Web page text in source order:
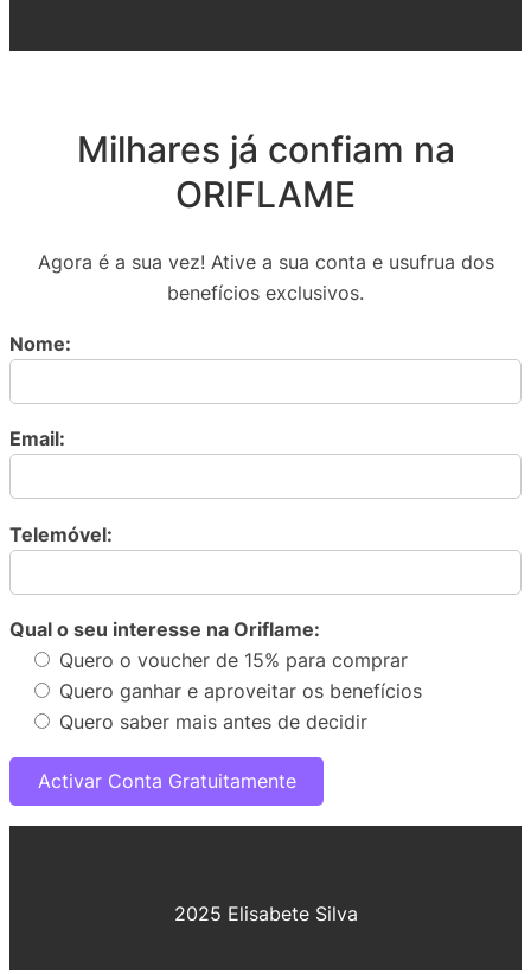
Milhares já confiam na
ORIFLAME
Agora é a sua vez! Ative a sua conta e usufrua dos
benefícios exclusivos.
Nome:
Email:
Telemóvel:
Qual o seu interesse na Oriflame:
Quero o voucher de 15% para comprar
Quero ganhar e aproveitar os benefícios
Quero saber mais antes de decidir
2025 Elisabete Silva